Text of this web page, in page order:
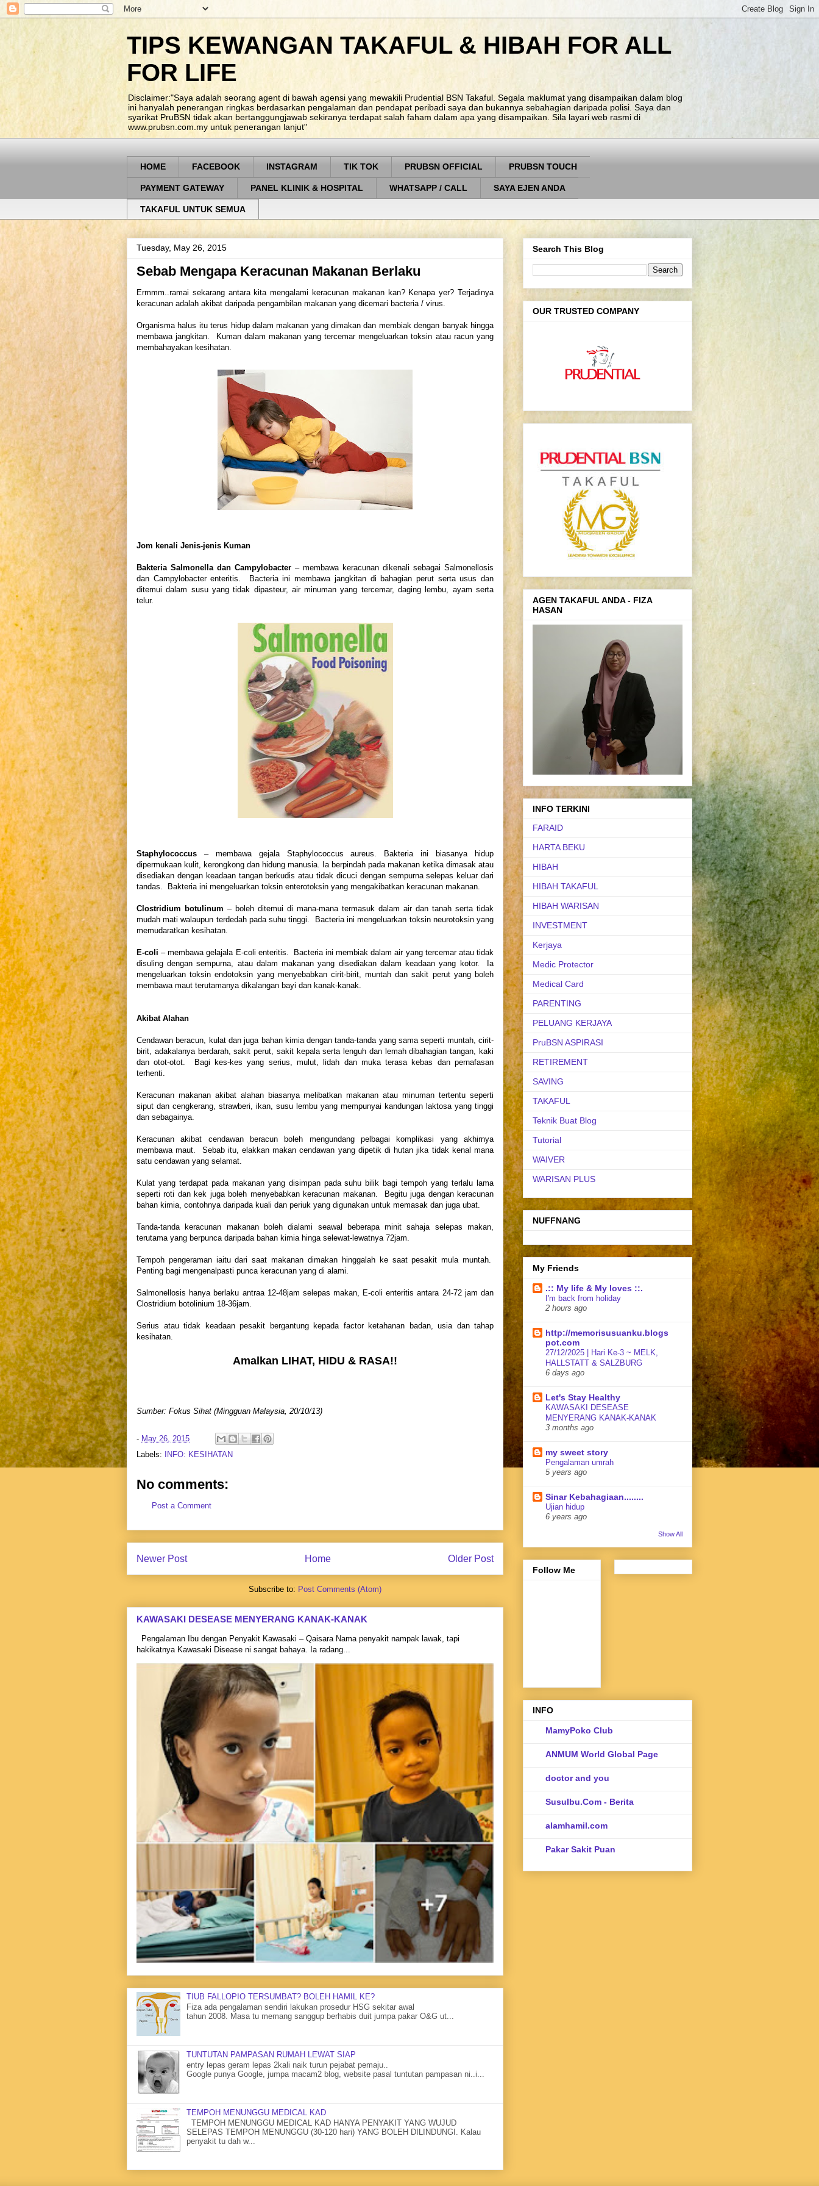
TIPS KEWANGAN TAKAFUL & HIBAH FOR ALL
FOR LIFE
Disclaimer:"Saya adalah seorang agent di bawah agensi yang mewakili Prudential BSN Takaful. Segala maklumat yang disampaikan dalam blog
ini hanyalah penerangan ringkas berdasarkan pengalaman dan pendapat peribadi saya dan bukannya sebahagian daripada polisi. Saya dan
syarikat PruBSN tidak akan bertanggungjawab sekiranya terdapat salah faham dalam apa yang disampaikan. Sila layari web rasmi di
www.prubsn.com.my untuk penerangan lanjut"
HOME FACEBOOK INSTAGRAM TIK TOK PRUBSN OFFICIAL PRUBSN TOUCH
PAYMENT GATEWAY PANEL KLINIK & HOSPITAL WHATSAPP / CALL SAYA EJEN ANDA
TAKAFUL UNTUK SEMUA
Tuesday, May 26, 2015
Sebab Mengapa Keracunan Makanan Berlaku
Ermmm..ramai sekarang antara kita mengalami keracunan makanan kan? Kenapa yer? Terjadinya
keracunan adalah akibat daripada pengambilan makanan yang dicemari bacteria / virus.
Organisma halus itu terus hidup dalam makanan yang dimakan dan membiak dengan banyak hingga
membawa jangkitan. Kuman dalam makanan yang tercemar mengeluarkan toksin atau racun yang
membahayakan kesihatan.
Jom kenali Jenis-jenis Kuman
Bakteria Salmonella dan Campylobacter – membawa keracunan dikenali sebagai Salmonellosis
dan Campylobacter enteritis. Bacteria ini membawa jangkitan di bahagian perut serta usus dan
ditemui dalam susu yang tidak dipasteur, air minuman yang tercemar, daging lembu, ayam serta
telur.
Staphylococcus – membawa gejala Staphylococcus aureus. Bakteria ini biasanya hidup
dipermukaan kulit, kerongkong dan hidung manusia. Ia berpindah pada makanan ketika dimasak atau
disediakan dengan keadaan tangan berkudis atau tidak dicuci dengan sempurna selepas keluar dari
tandas. Bakteria ini mengeluarkan toksin enterotoksin yang mengakibatkan keracunan makanan.
Clostridium botulinum – boleh ditemui di mana-mana termasuk dalam air dan tanah serta tidak
mudah mati walaupun terdedah pada suhu tinggi. Bacteria ini mengeluarkan toksin neurotoksin yang
memudaratkan kesihatan.
E-coli – membawa gelajala E-coli enteritis. Bacteria ini membiak dalam air yang tercemar atau tidak
disuling dengan sempurna, atau dalam makanan yang disediakan dalam keadaan yang kotor. Ia
mengeluarkan toksin endotoksin yang menyebabkan cirit-birit, muntah dan sakit perut yang boleh
membawa maut terutamanya dikalangan bayi dan kanak-kanak.
Akibat Alahan
Cendawan beracun, kulat dan juga bahan kimia dengan tanda-tanda yang sama seperti muntah, cirit-
birit, adakalanya berdarah, sakit perut, sakit kepala serta lenguh dan lemah dibahagian tangan, kaki
dan otot-otot. Bagi kes-kes yang serius, mulut, lidah dan muka terasa kebas dan pernafasan
terhenti.
Keracunan makanan akibat alahan biasanya melibatkan makanan atau minuman tertentu seperti
siput dan cengkerang, strawberi, ikan, susu lembu yang mempunyai kandungan laktosa yang tinggi
dan sebagainya.
Keracunan akibat cendawan beracun boleh mengundang pelbagai komplikasi yang akhirnya
membawa maut. Sebab itu, elakkan makan cendawan yang dipetik di hutan jika tidak kenal mana
satu cendawan yang selamat.
Kulat yang terdapat pada makanan yang disimpan pada suhu bilik bagi tempoh yang terlalu lama
seperti roti dan kek juga boleh menyebabkan keracunan makanan. Begitu juga dengan keracunan
bahan kimia, contohnya daripada kuali dan periuk yang digunakan untuk memasak dan juga ubat.
Tanda-tanda keracunan makanan boleh dialami seawal beberapa minit sahaja selepas makan,
terutama yang berpunca daripada bahan kimia hinga selewat-lewatnya 72jam.
Tempoh pengeraman iaitu dari saat makanan dimakan hinggalah ke saat pesakit mula muntah.
Penting bagi mengenalpasti punca keracunan yang di alami.
Salmonellosis hanya berlaku antraa 12-48jam selepas makan, E-coli enteritis antara 24-72 jam dan
Clostridium botolinium 18-36jam.
Serius atau tidak keadaan pesakit bergantung kepada factor ketahanan badan, usia dan tahap
kesihatan.
Amalkan LIHAT, HIDU & RASA!!
Sumber: Fokus Sihat (Mingguan Malaysia, 20/10/13)
- May 26, 2015
Labels:
INFO: KESIHATAN
No comments:
Post a Comment
Newer Post Older Post
Home
Subscribe to: Post Comments (Atom)
KAWASAKI DESEASE MENYERANG KANAK-KANAK
Pengalaman Ibu dengan Penyakit Kawasaki – Qaisara Nama penyakit nampak lawak, tapi
hakikatnya Kawasaki Disease ni sangat bahaya. Ia radang...
TIUB FALLOPIO TERSUMBAT? BOLEH HAMIL KE?
Fiza ada pengalaman sendiri lakukan prosedur HSG sekitar awal
tahun 2008. Masa tu memang sanggup berhabis duit jumpa pakar O&G ut...
TUNTUTAN PAMPASAN RUMAH LEWAT SIAP
entry lepas geram lepas 2kali naik turun pejabat pemaju..
Google punya Google, jumpa macam2 blog, website pasal tuntutan pampasan ni..i...
TEMPOH MENUNGGU MEDICAL KAD
TEMPOH MENUNGGU MEDICAL KAD HANYA PENYAKIT YANG WUJUD
SELEPAS TEMPOH MENUNGGU (30-120 hari) YANG BOLEH DILINDUNGI. Kalau
penyakit tu dah w...
Search This Blog
OUR TRUSTED COMPANY
AGEN TAKAFUL ANDA - FIZA
HASAN
INFO TERKINI
FARAID
HARTA BEKU
HIBAH
HIBAH TAKAFUL
HIBAH WARISAN
INVESTMENT
Kerjaya
Medic Protector
Medical Card
PARENTING
PELUANG KERJAYA
PruBSN ASPIRASI
RETIREMENT
SAVING
TAKAFUL
Teknik Buat Blog
Tutorial
WAIVER
WARISAN PLUS
NUFFNANG
My Friends
.:: My life & My loves ::.
I'm back from holiday
2 hours ago
http://memorisusuanku.blogs
pot.com
27/12/2025 | Hari Ke-3 ~ MELK,
HALLSTATT & SALZBURG
6 days ago
Let's Stay Healthy
KAWASAKI DESEASE
MENYERANG KANAK-KANAK
3 months ago
my sweet story
Pengalaman umrah
5 years ago
Sinar Kebahagiaan........
Ujian hidup
6 years ago
Show All
Follow Me
INFO
MamyPoko Club
ANMUM World Global Page
doctor and you
SusuIbu.Com - Berita
alamhamil.com
Pakar Sakit Puan